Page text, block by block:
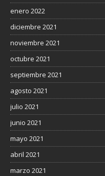
enero 2022
diciembre 2021
noviembre 2021
octubre 2021
septiembre 2021
agosto 2021
julio 2021
junio 2021
mayo 2021
abril 2021
marzo 2021